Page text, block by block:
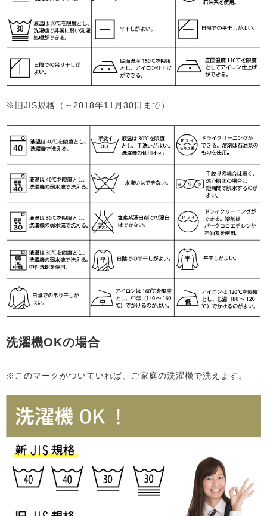
※旧JIS規格（～2018年11月30日まで）
洗濯機OKの場合
※このマークがついていれば、ご家庭の洗濯機で洗えます。